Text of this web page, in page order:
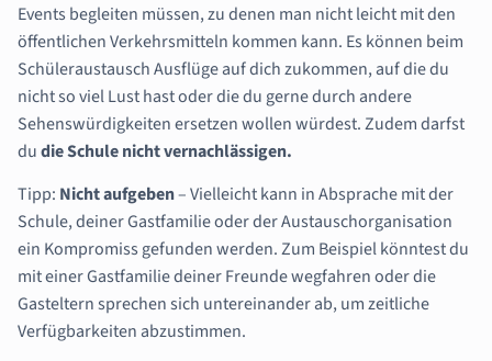
Events begleiten müssen, zu denen man nicht leicht mit den
öffentlichen Verkehrsmitteln kommen kann. Es können beim
Schüleraustausch Ausflüge auf dich zukommen, auf die du
nicht so viel Lust hast oder die du gerne durch andere
Sehenswürdigkeiten ersetzen wollen würdest. Zudem darfst
dudie Schule nicht vernachlässigen.
Tipp: Nicht aufgeben– Vielleicht kann in Absprache mit der
Schule, deiner Gastfamilie oder der Austauschorganisation
ein Kompromiss gefunden werden. Zum Beispiel könntest du
mit einer Gastfamilie deiner Freunde wegfahren oder die
Gasteltern sprechen sich untereinander ab, um zeitliche
Verfügbarkeiten abzustimmen.